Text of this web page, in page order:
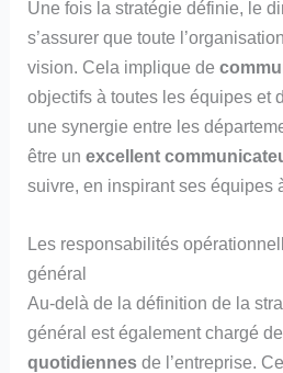
Une fois la stratégie définie, le
s’assurer que toute
vision. Cela implique de
objectifs à toutes les équipes et
une synergie entre les
être unexcellent
suivre, en inspirant ses équipes
Les responsabilités
général
Au-delà de la définition de la
général est également chargé
quotidiennes de l’entreprise.